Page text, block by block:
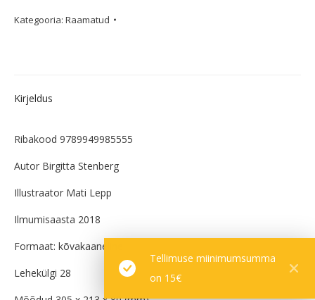
Tellimuse miinimumsumma
on 15€
kogus
Kategooria: Raamatud
Kirjeldus
Ribakood 9789949985555
Autor Birgitta Stenberg
Illustraator Mati Lepp
Ilmumisaasta 2018
Formaat: kõvakaaneline
Lehekülgi 28